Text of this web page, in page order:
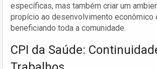
específicas, mas também criar um
propício ao desenvolvimento econômico
beneficiando toda a comunidade.
CPI da Saúde: